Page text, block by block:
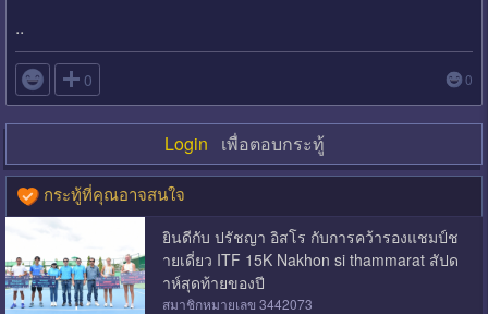
..
 0 0
Login เพื่อตอบกระทู้
กระทู้ที่คุณอาจสนใจ
ยินดีกับ ปรัชญา อิสโร กับการคว้ารองแชมป์ช
ายเดี่ยว ITF 15K Nakhon si thammarat สัปด
าห์สุดท้ายของปี
สมาชิกหมายเลข 3442073